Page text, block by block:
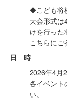
◆こども将
大会形式は
けを行った
こちらにご
日 時
2026年4月
各イベント
い。